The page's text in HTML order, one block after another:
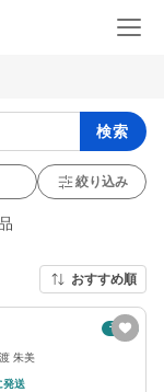
検索
絞り込み
おすすめ順
予約
渡 朱美
発送